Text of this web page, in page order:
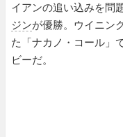
イアンの追い込みを問
ジンが優勝。ウイニン
た「ナカノ・コール」
ビーだ。